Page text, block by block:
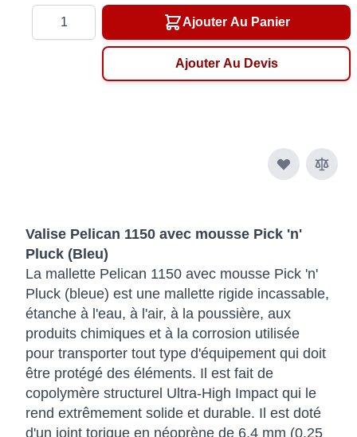
Ajouter Au Panier
Ajouter Au Devis
Valise Pelican 1150 avec mousse Pick 'n'
Pluck (Bleu)
La mallette Pelican 1150 avec mousse Pick 'n'
Pluck (bleue) est une mallette rigide incassable,
étanche à l'eau, à l'air, à la poussière, aux
produits chimiques et à la corrosion utilisée
pour transporter tout type d'équipement qui doit
être protégé des éléments. Il est fait de
copolymère structurel Ultra-High Impact qui le
rend extrêmement solide et durable. Il est doté
d'un joint torique en néoprène de 6,4 mm (0,25